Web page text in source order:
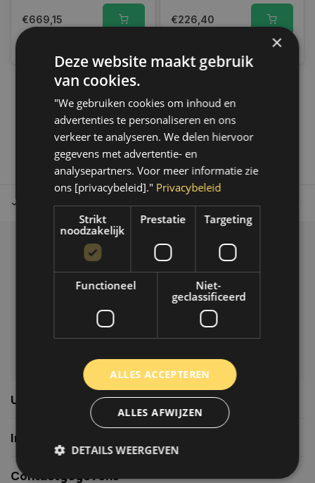
€669,15 €226,40
1
Tot 30 dagen retour sturen. Op werkdagen voor 14.00 uur
Klantenservice
Veelgestelde vragen
06-39119169
info@autoklusser.nl
Usefull links
Informatie
Contactgegevens
×
Deze website maakt gebruik
van cookies.
"We gebruiken cookies om inhoud en
advertenties te personaliseren en ons
verkeer te analyseren. We delen hiervoor
gegevens met advertentie- en
analysepartners. Voor meer informatie zie
ons [privacybeleid]." Privacybeleid
Strikt
noodzakelijk
Prestatie Targeting
Functioneel
Niet-
geclassificeerd
ALLES ACCEPTEREN
ALLES AFWIJZEN
DETAILS WEERGEVEN